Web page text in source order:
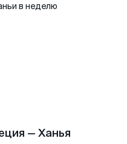
в неделю
— Ханья